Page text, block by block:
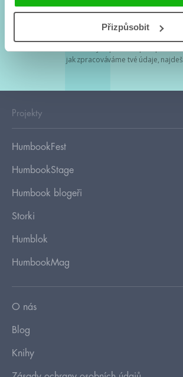
Přizpůsobit
Tvá e-mailová adresa je u nás v bezpečí. Přečti si
jak zpracováváme tvé údaje, najdeš
Projekty
HumbookFest
HumbookStage
Humbook blogeři
Storki
Humblok
HumbookMag
O nás
Blog
Knihy